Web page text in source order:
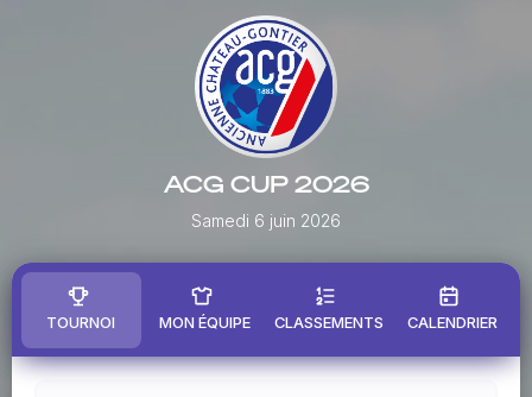
ACG CUP 2026
Samedi 6 juin 2026
TOURNOI MON ÉQUIPE CLASSEMENTS CALENDRIER